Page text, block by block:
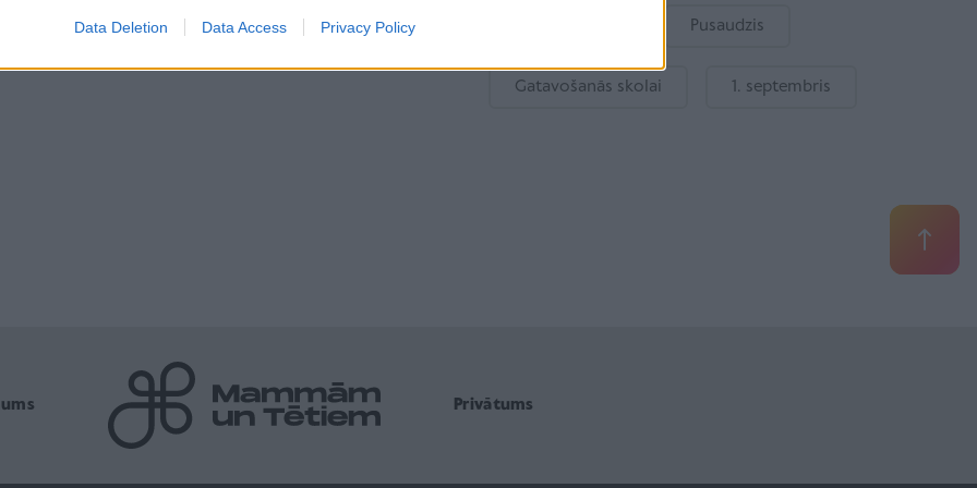
Data Deletion Data Access Privacy Policy Pusaudzis
Gatavošanās skolai 1. septembris
Privātums